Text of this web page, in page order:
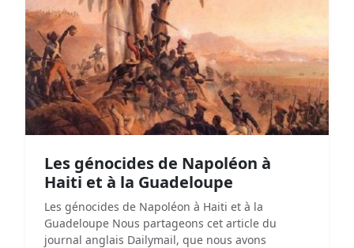
Les génocides de Napoléon à
Haiti et à la Guadeloupe
Les génocides de Napoléon à Haiti et à la
Guadeloupe Nous partageons cet article du
journal anglais Dailymail, que nous avons